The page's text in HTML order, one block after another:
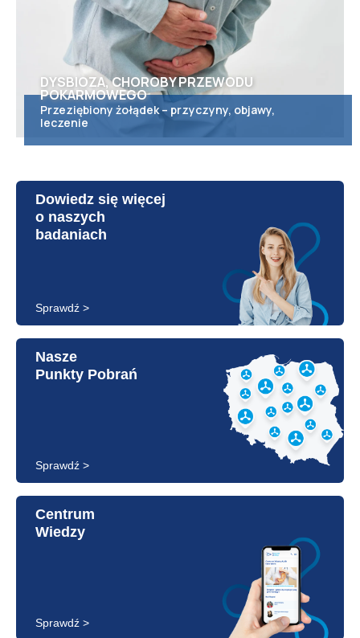
DYSBIOZA, CHOROBY PRZEWODU
POKARMOWEGO
Przeziębiony żołądek – przyczyny, objawy,
leczenie
Dowiedz się więcej
o naszych
badaniach
Sprawdź >
Nasze
Punkty Pobrań
Sprawdź >
Centrum
Wiedzy
Sprawdź >